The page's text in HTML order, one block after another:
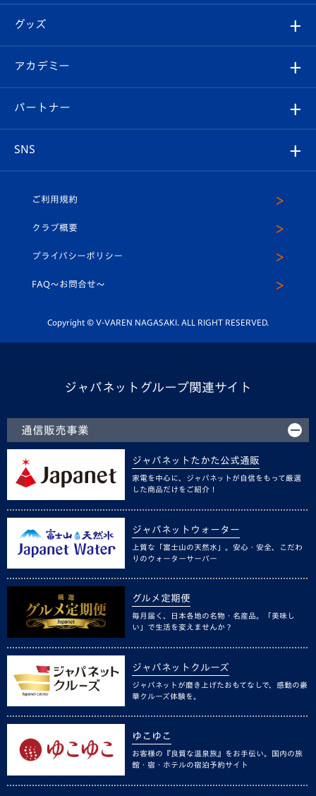
チケット
イベント
メディア
ホームタウン
スタッフプロフィール
マスコット紹介
平和祈念活動
ホームタウン活動
はじめての観戦ガイド
Revive Team
ヴィヴィくんの長崎おもてなしガイド
フォトギャラリー
スタジアムグルメ
チケット
V-LOVERS（ファンクラブ）
プレイヤーズスイート
グッズ
オンラインショップ
店舗情報
アカデミー
育成からのお知らせ
U-18
スクール
パートナー
SNS
ヴィヴィくんインスタグラム
公式LINE＠
ご利用規約
クラブ概要
プライバシーポリシー
FAQ〜お問合せ〜
Copyright © V-VAREN NAGASAKI. ALL RIGHT RESERVED.
ジャパネットグループ関連サイト
通信販売事業
ジャパネットたかた公式通販
家電を中心に、ジャパネットが自信をもって厳選
した商品だけをご紹介！
ジャパネットウォーター
上質な「富士山の天然水」。安心・安全、こだわ
りのウォーターサーバー
グルメ定期便
毎月届く、日本各地の名物・名産品。「美味し
い」で生活を変えませんか？
ジャパネットクルーズ
ジャパネットが磨き上げたおもてなしで、感動の豪
華クルーズ体験を。
ゆこゆこ
お客様の『良質な温泉旅』をお手伝い。国内の旅
館・宿・ホテルの宿泊予約サイト